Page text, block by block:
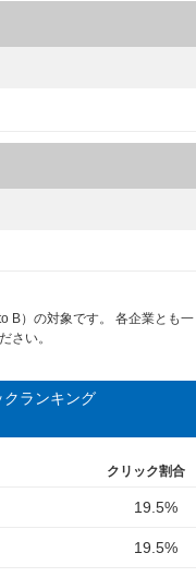
B）の対象です。 各企業とも一
さい。
ランキング
クリック割合
19.5%
19.5%